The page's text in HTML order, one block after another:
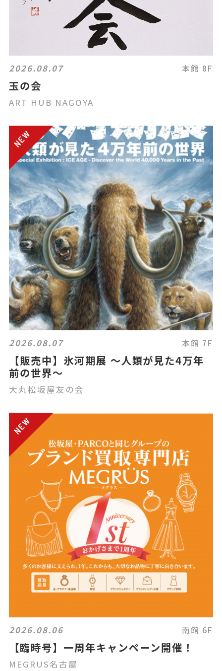
2026.08.07 本館 8F
玉の会
ART HUB NAGOYA
2026.08.07 本館 7F
【販売中】氷河期展 ～人類が見た4万年
前の世界～
大丸松坂屋友の会
2026.08.06 南館 6F
【臨時号】一周年キャンペーン開催！
MEGRUS名古屋